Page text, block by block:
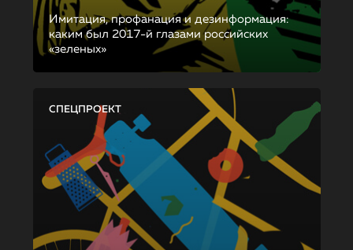
Имитация, профанация и дезинформация:
каким был 2017-й глазами российских
«зеленых»
СПЕЦПРОЕКТ